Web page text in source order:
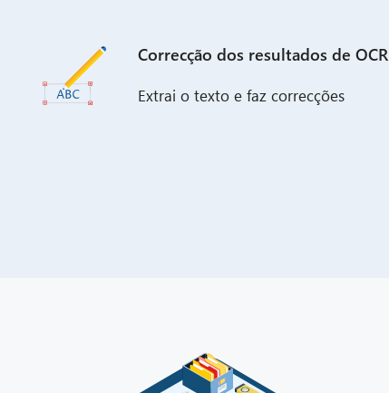
Correcção dos resultados de OCR
Extrai o texto e faz correcções